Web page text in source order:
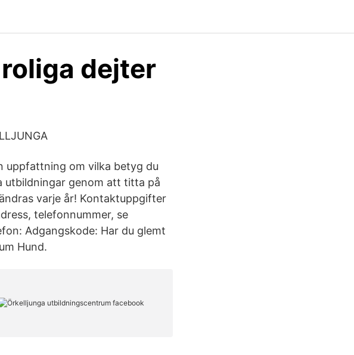
dejter
uppfattning om vilka betyg du
utbildningar genom att titta på
varje år! Kontaktuppgifter
telefonnummer, se
Adgangskode: Har du glemt
Hund.